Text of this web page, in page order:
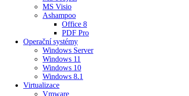
MS Visio
Ashampoo
Office 8
PDF Pro
Operační systémy
Windows Server
Windows 11
Windows 10
Windows 8.1
Virtualizace
Vmware